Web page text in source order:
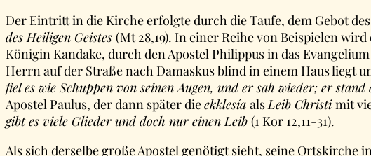
Der Eintritt in die Kirche erfolgte durch die Taufe, dem Gebot
des Heiligen Geistes (Mt 28,19). In einer Reihe von Beispielen
Königin Kandake, durch den Apostel Philippus in das
Herrn auf der Straße nach Damaskus blind in einem Haus liegt
fiel es wie Schuppen von seinen Augen, und er sah wieder; er
Apostel Paulus, der dann später dieekklesía alsLeib Christimit
gibt es viele Glieder und doch nureinenLeib (1 Kor 12,11-31).
Als sich derselbe große Apostel genötigt sieht, seine